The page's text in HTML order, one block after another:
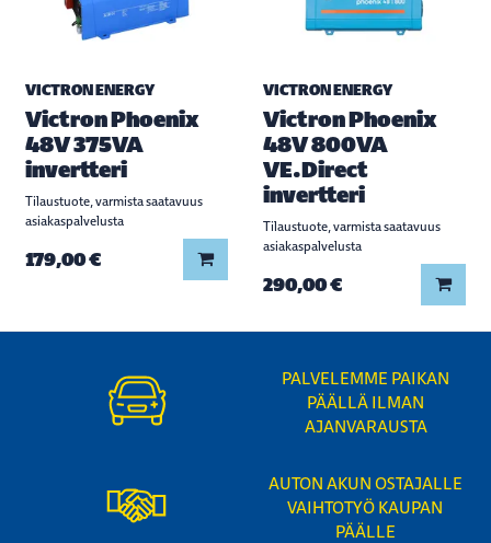
VICTRON ENERGY
Victron Phoenix
48V 375VA
invertteri
Tilaustuote, varmista saatavuus
asiakaspalvelusta
179,00 € Lisää koriin
VICTRON ENERGY
Victron Phoenix
48V 800VA
VE.Direct
invertteri
Tilaustuote, varmista saatavuus
asiakaspalvelusta
290,00 €
PALVELEMME PAIKAN
PÄÄLLÄ ILMAN
AJANVARAUSTA
AUTON AKUN OSTAJALLE
VAIHTOTYÖ KAUPAN
PÄÄLLE